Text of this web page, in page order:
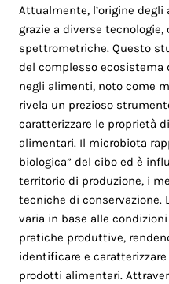
Attualmente, l’origine
grazie a diverse
spettrometriche. Questo
del complesso
negli alimenti, noto come
rivela un prezioso
caratterizzare le proprietà
alimentari. Il microbiota
biologica” del cibo ed è
territorio di produzione, i
tecniche di conservazione.
varia in base alle
pratiche produttive,
identificare e
prodotti alimentari.